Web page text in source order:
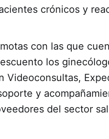
crónicos y
con las que
los
Videoconsultas,
y
del sector